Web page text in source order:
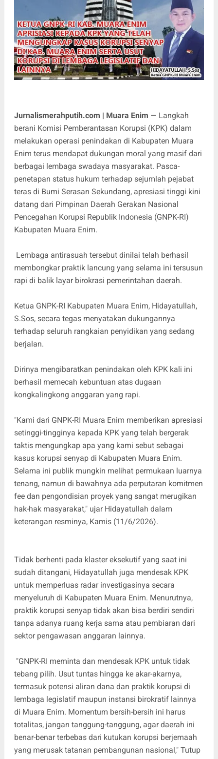
Jurnalismerahputih.com | Muara Enim — Langkah
berani Komisi Pemberantasan Korupsi (KPK) dalam
melakukan operasi penindakan di Kabupaten Muara
Enim terus mendapat dukungan moral yang masif dari
berbagai lembaga swadaya masyarakat. Pasca-
penetapan status hukum terhadap sejumlah pejabat
teras di Bumi Serasan Sekundang, apresiasi tinggi kini
datang dari Pimpinan Daerah Gerakan Nasional
Pencegahan Korupsi Republik Indonesia (GNPK-RI)
Kabupaten Muara Enim.
Lembaga antirasuah tersebut dinilai telah berhasil
membongkar praktik lancung yang selama ini tersusun
rapi di balik layar birokrasi pemerintahan daerah.
​Ketua GNPK-RI Kabupaten Muara Enim, Hidayatullah,
S.Sos, secara tegas menyatakan dukungannya
terhadap seluruh rangkaian penyidikan yang sedang
berjalan.
Dirinya mengibaratkan penindakan oleh KPK kali ini
berhasil memecah kebuntuan atas dugaan
kongkalingkong anggaran yang rapi.
"Kami dari GNPK-RI Muara Enim memberikan apresiasi
setinggi-tingginya kepada KPK yang telah bergerak
taktis mengungkap apa yang kami sebut sebagai
kasus korupsi senyap di Kabupaten Muara Enim.
Selama ini publik mungkin melihat permukaan luarnya
tenang, namun di bawahnya ada perputaran komitmen
fee dan pengondisian proyek yang sangat merugikan
hak-hak masyarakat," ujar Hidayatullah dalam
keterangan resminya, Kamis (11/6/2026).
​Tidak berhenti pada klaster eksekutif yang saat ini
sudah ditangani, Hidayatullah juga mendesak KPK
untuk memperluas radar investigasinya secara
menyeluruh di Kabupaten Muara Enim. Menurutnya,
praktik korupsi senyap tidak akan bisa berdiri sendiri
tanpa adanya ruang kerja sama atau pembiaran dari
sektor pengawasan anggaran lainnya.
"GNPK-RI meminta dan mendesak KPK untuk tidak
tebang pilih. Usut tuntas hingga ke akar-akarnya,
termasuk potensi aliran dana dan praktik korupsi di
lembaga legislatif maupun instansi birokratif lainnya
di Muara Enim. Momentum bersih-bersih ini harus
totalitas, jangan tanggung-tanggung, agar daerah ini
benar-benar terbebas dari kutukan korupsi berjemaah
yang merusak tatanan pembangunan nasional," Tutup